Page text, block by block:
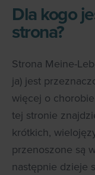
Dla kogo
strona?
Strona Meine-
ja) jest
więcej o
tej stronie
krótkich,
przenoszone są
następnie dzieje